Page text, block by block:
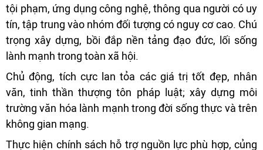
tội phạm, ứng dụng công nghệ, thông qua người có uy
tín, tập trung vào nhóm đối tượng có nguy cơ cao. Chú
trọng xây dựng, bồi đắp nền tảng đạo đức, lối sống
lành mạnh trong toàn xã hội.
Chủ động, tích cực lan tỏa các giá trị tốt đẹp, nhân
văn, tinh thần thượng tôn pháp luật; xây dựng môi
trường văn hóa lành mạnh trong đời sống thực và trên
không gian mạng.
Thực hiện chính sách hỗ trợ nguồn lực phù hợp, củng